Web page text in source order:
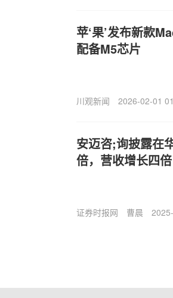
苹‘果’发布新款
配备M5芯片
川观新闻 2026-02-01
安迈咨;询披露在
倍，营收增长四倍
证券时报网 曹晨